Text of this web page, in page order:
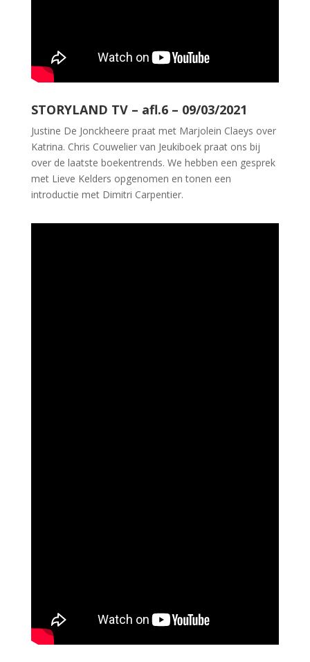
STORYLAND TV – afl.6 – 09/03/2021
Justine De Jonckheere praat met Marjolein Claeys over
Katrina. Chris Couwelier van Jeukiboek praat ons bij
over de laatste boekentrends. We hebben een gesprek
met Lieve Kelders opgenomen en tonen een
introductie met Dimitri Carpentier.